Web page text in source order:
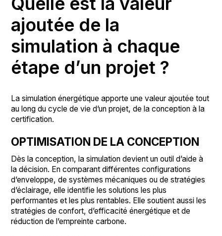
ajoutée de la
simulation à chaque
étape d’un projet ?
La simulation énergétique apporte une valeur ajoutée tout
au long du cycle de vie d’un projet, de la conception à la
certification.
OPTIMISATION DE LA CONCEPTION
Dès la conception, la simulation devient un outil d’aide à
la décision. En comparant différentes configurations
d’enveloppe, de systèmes mécaniques ou de stratégies
d’éclairage, elle identifie les solutions les plus
performantes et les plus rentables. Elle soutient aussi les
stratégies de confort, d’efficacité énergétique et de
réduction de l’empreinte carbone.